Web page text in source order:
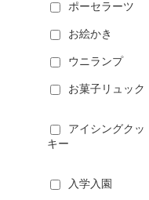
ポーセラーツ
お絵かき
ウニランプ
お菓子リュック
アイシングクッ
キー
入学入園